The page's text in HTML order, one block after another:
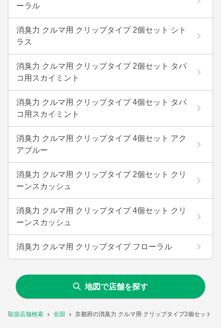
取扱店舗検索 全国 京都府の消臭力 クルマ用 クリップタイプ2個セット
ーラル
消臭力 クルマ用 クリップタイプ 2個セット シト
ラス
消臭力 クルマ用 クリップタイプ 2個セット タバ
コ用スカイミント
消臭力 クルマ用 クリップタイプ 4個セット タバ
コ用スカイミント
消臭力 クルマ用 クリップタイプ 4個セット アク
アブルー
消臭力 クルマ用 クリップタイプ 2個セット クリ
ーンスカッシュ
消臭力 クルマ用 クリップタイプ 4個セット クリ
ーンスカッシュ
消臭力 クルマ用 クリップタイプ フローラル
地図で店舗を探す